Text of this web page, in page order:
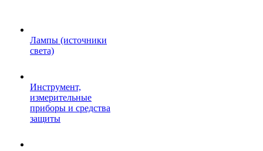
Лампы (источники
света)
Инструмент,
измерительные
приборы и средства
защиты